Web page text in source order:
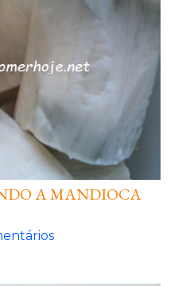
A MANDIOCA